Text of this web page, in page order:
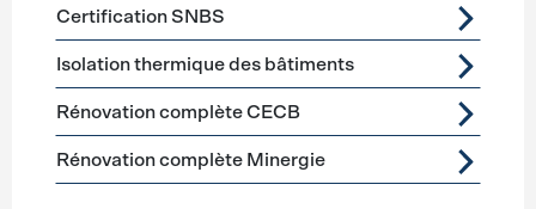
Certification SNBS
Isolation thermique des bâtiments
Rénovation complète CECB
Rénovation complète Minergie